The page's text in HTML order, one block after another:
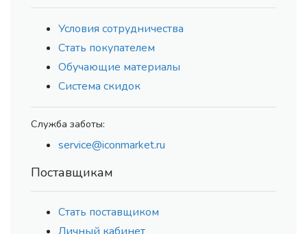
Условия сотрудничества
Стать покупателем
Обучающие материалы
Система скидок
Служба заботы:
service@iconmarket.ru
Поставщикам
Стать поставщиком